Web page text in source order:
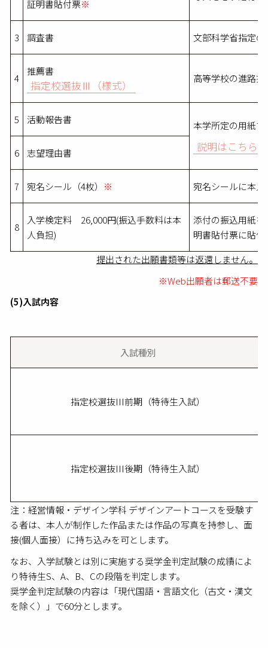
証明書貼付票※
3 調査書 文部科学省指定
4
推薦書
指定校選抜Ⅲ（様式） 高等学校の進路
5 活動報告書 本学所定の用紙
説明はこちら
6 志望理由書
7 宛名シール（4枚） ※ 宛名シールに本
8
入学検定料 26,000円(振込手数料は本
人負担)
添付の振込用紙
明書貼付票に貼
提出された出願書類等は返還しません。
※Web出願者は郵送不要
(5)入試内容
入試種別
指定校選抜III前期（特待生入試）
指定校選抜III後期（特待生入試）
注：経営情報・デザイン学科 デザインアートコースを受験す
る者は、本人が制作した作品または作品の写真を持参し、面
接(個人面接）に持ち込みを可とします。
なお、入学試験とは別に実施する奨学金判定試験の成績によ
り特待生S、A、B、Cの段階を判定します。
奨学金判定試験の内容は「現代国語・言語文化（古文・漢文
を除く）」で60分とします。